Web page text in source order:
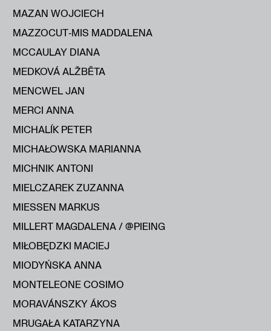
MAZAN WOJCIECH
MAZZOCUT‑MIS MADDALENA
MCCAULAY DIANA
MEDKOVÁ ALŽBĔTA
MENCWEL JAN
MERCI ANNA
MICHALÍK PETER
MICHAŁOWSKA MARIANNA
MICHNIK ANTONI
MIELCZAREK ZUZANNA
MIESSEN MARKUS
MILLERT MAGDALENA / @PIEING
MIŁOBĘDZKI MACIEJ
MIODYŃSKA ANNA
MONTELEONE COSIMO
MORAVÁNSZKY ÁKOS
MRUGAŁA KATARZYNA